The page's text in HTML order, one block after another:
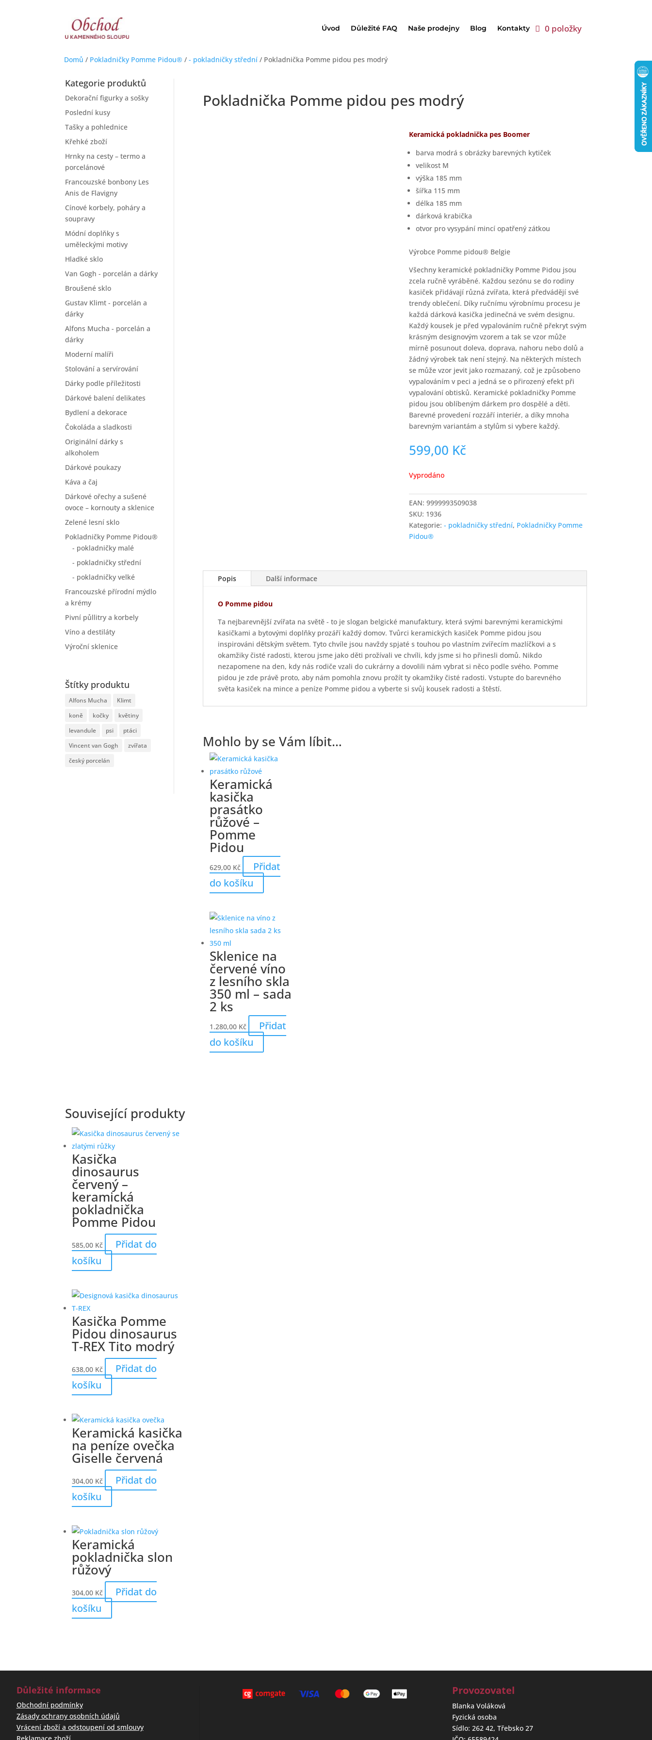
Úvod Důležité FAQ Naše prodejny Blog Kontakty 0 položky
Domů / Pokladničky Pomme Pidou® / - pokladničky střední / Pokladnička Pomme pidou pes modrý
Kategorie produktů
Dekorační figurky a sošky
Poslední kusy
Tašky a pohlednice
Křehké zboží
Hrnky na cesty – termo a
porcelánové
Francouzské bonbony Les
Anis de Flavigny
Cínové korbely, poháry a
soupravy
Módní doplňky s
uměleckými motivy
Hladké sklo
Van Gogh - porcelán a dárky
Broušené sklo
Gustav Klimt - porcelán a
dárky
Alfons Mucha - porcelán a
dárky
Moderní malíři
Stolování a servírování
Dárky podle příležitosti
Dárkové balení delikates
Bydlení a dekorace
Čokoláda a sladkosti
Originální dárky s
alkoholem
Dárkové poukazy
Káva a čaj
Dárkové ořechy a sušené
ovoce – kornouty a sklenice
Zelené lesní sklo
Pokladničky Pomme Pidou®
- pokladničky malé
- pokladničky střední
- pokladničky velké
Francouzské přírodní mýdlo
a krémy
Pivní půllitry a korbely
Víno a destiláty
Výroční sklenice
Štítky produktu
Alfons Mucha
Klimt
koně
kočky
květiny
levandule
psi
ptáci
Vincent van Gogh
zvířata
český porcelán
Pokladnička Pomme pidou pes modrý
Keramická pokladnička pes Boomer
barva modrá s obrázky barevných kytiček
velikost M
výška 185 mm
šířka 115 mm
délka 185 mm
dárková krabička
otvor pro vysypání mincí opatřený zátkou
Výrobce Pomme pidou® Belgie
Všechny keramické pokladničky Pomme Pidou jsou
zcela ručně vyráběné. Každou sezónu se do rodiny
kasiček přidávají různá zvířata, která předvádějí své
trendy oblečení. Díky ručnímu výrobnímu procesu je
každá dárková kasička jedinečná ve svém designu.
Každý kousek je před vypalováním ručně překryt svým
krásným designovým vzorem a tak se vzor může
mírně posunout doleva, doprava, nahoru nebo dolů a
žádný výrobek tak není stejný. Na některých místech
se může vzor jevit jako rozmazaný, což je způsobeno
vypalováním v peci a jedná se o přirozený efekt při
vypalování obtisků. Keramické pokladničky Pomme
pidou jsou oblíbeným dárkem pro dospělé a děti.
Barevné provedení rozzáří interiér, a díky mnoha
barevným variantám a stylům si vybere každý.
599,00 Kč
Vyprodáno
EAN:9999993509038
SKU: 1936
Kategorie:- pokladničky střední, Pokladničky Pomme
Pidou®
Popis Další informace
O Pomme pidou
Ta nejbarevnější zvířata na světě - to je slogan belgické manufaktury, která svými barevnými keramickými
kasičkami a bytovými doplňky prozáří každý domov. Tvůrci keramických kasiček Pomme pidou jsou
inspirováni dětským světem. Tyto chvíle jsou navždy spjaté s touhou po vlastním zvířecím mazlíčkovi a s
okamžiky čisté radosti, kterou jsme jako děti prožívali ve chvíli, kdy jsme si ho přinesli domů. Nikdo
nezapomene na den, kdy nás rodiče vzali do cukrárny a dovolili nám vybrat si něco podle svého. Pomme
pidou je zde právě proto, aby nám pomohla znovu prožít ty okamžiky čisté radosti. Vstupte do barevného
světa kasiček na mince a peníze Pomme pidou a vyberte si svůj kousek radosti a štěstí.
Mohlo by se Vám líbit…
Keramická
kasička
prasátko
růžové –
Pomme
Pidou
629,00 Kč
Přidat
do košíku
Sklenice na
červené víno
z lesního skla
350 ml – sada
2 ks
1.280,00 Kč
Přidat
do košíku
Související produkty
Kasička
dinosaurus
červený –
keramická
pokladnička
Pomme Pidou
585,00 Kč
Přidat do
košíku
Kasička Pomme
Pidou dinosaurus
T-REX Tito modrý
638,00 Kč
Přidat do
košíku
Keramická kasička
na peníze ovečka
Giselle červená
304,00 Kč
Přidat do
košíku
Keramická
pokladnička slon
růžový
304,00 Kč
Přidat do
košíku
Důležité informace
Obchodní podmínky
Zásady ochrany osobních údajů
Vrácení zboží a odstoupení od smlouvy
Reklamace zboží
Provozovatel
Blanka Voláková
Fyzická osoba
Sídlo: 262 42, Třebsko 27